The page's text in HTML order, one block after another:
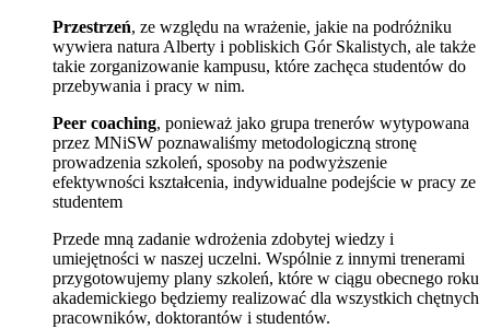
Przestrzeń, ze względu na wrażenie, jakie na podróżniku
wywiera natura Alberty i pobliskich Gór Skalistych, ale także
takie zorganizowanie kampusu, które zachęca studentów do
przebywania i pracy w nim.
Peer coaching, ponieważ jako grupa trenerów wytypowana
przez MNiSW poznawaliśmy metodologiczną stronę
prowadzenia szkoleń, sposoby na podwyższenie
efektywności kształcenia, indywidualne podejście w pracy ze
studentem
Przede mną zadanie wdrożenia zdobytej wiedzy i
umiejętności w naszej uczelni. Wspólnie z innymi trenerami
przygotowujemy plany szkoleń, które w ciągu obecnego roku
akademickiego będziemy realizować dla wszystkich chętnych
pracowników, doktorantów i studentów.